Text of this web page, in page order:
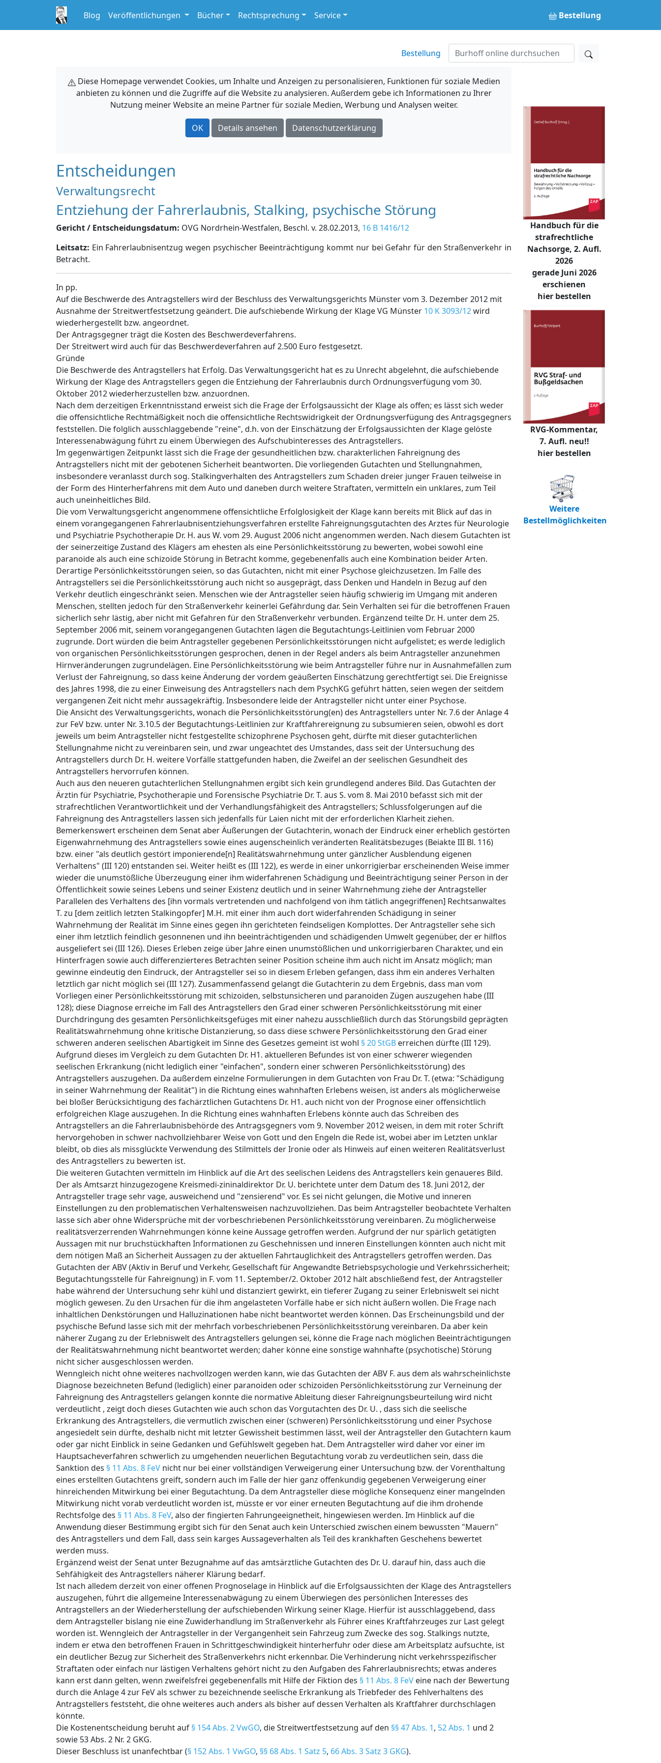
Blog Veröffentlichungen Bücher Rechtsprechung Service Bestellung
Bestellung
Diese Homepage verwendet Cookies, um Inhalte und Anzeigen zu personalisieren, Funktionen für soziale Medien
anbieten zu können und die Zugriffe auf die Website zu analysieren. Außerdem gebe ich Informationen zu Ihrer
Nutzung meiner Website an meine Partner für soziale Medien, Werbung und Analysen weiter.
OK Details ansehen Datenschutzerklärung
Entscheidungen
Verwaltungsrecht
Entziehung der Fahrerlaubnis, Stalking, psychische Störung
Gericht / Entscheidungsdatum: OVG Nordrhein-Westfalen, Beschl. v. 28.02.2013, 16 B 1416/12
Leitsatz: Ein Fahrerlaubnisentzug wegen psychischer Beeinträchtigung kommt nur bei Gefahr für den Straßenverkehr in
Betracht.
In pp.
Auf die Beschwerde des Antragstellers wird der Beschluss des Verwaltungsgerichts Münster vom 3. Dezember 2012 mit
Ausnahme der Streitwertfestsetzung geändert. Die aufschiebende Wirkung der Klage VG Münster 10 K 3093/12wird
wiederhergestellt bzw. angeordnet.
Der Antragsgegner trägt die Kosten des Beschwerdeverfahrens.
Der Streitwert wird auch für das Beschwerdeverfahren auf 2.500 Euro festgesetzt.
Gründe
Die Beschwerde des Antragstellers hat Erfolg. Das Verwaltungsgericht hat es zu Unrecht abgelehnt, die aufschiebende
Wirkung der Klage des Antragstellers gegen die Entziehung der Fahrerlaubnis durch Ordnungsverfügung vom 30.
Oktober 2012 wiederherzustellen bzw. anzuordnen.
Nach dem derzeitigen Erkenntnisstand erweist sich die Frage der Erfolgsaussicht der Klage als offen; es lässt sich weder
die offensichtliche Rechtmäßigkeit noch die offensichtliche Rechtswidrigkeit der Ordnungsverfügung des Antragsgegners
feststellen. Die folglich ausschlaggebende "reine", d.h. von der Einschätzung der Erfolgsaussichten der Klage gelöste
Interessenabwägung führt zu einem Überwiegen des Aufschubinteresses des Antragstellers.
Im gegenwärtigen Zeitpunkt lässt sich die Frage der gesundheitlichen bzw. charakterlichen Fahreignung des
Antragstellers nicht mit der gebotenen Sicherheit beantworten. Die vorliegenden Gutachten und Stellungnahmen,
insbesondere veranlasst durch sog. Stalkingverhalten des Antragstellers zum Schaden dreier junger Frauen teilweise in
der Form des Hinterherfahrens mit dem Auto und daneben durch weitere Straftaten, vermitteln ein unklares, zum Teil
auch uneinheitliches Bild.
Die vom Verwaltungsgericht angenommene offensichtliche Erfolglosigkeit der Klage kann bereits mit Blick auf das in
einem vorangegangenen Fahrerlaubnisentziehungsverfahren erstellte Fahreignungsgutachten des Arztes für Neurologie
und Psychiatrie Psychotherapie Dr. H. aus W. vom 29. August 2006 nicht angenommen werden. Nach diesem Gutachten ist
der seinerzeitige Zustand des Klägers am ehesten als eine Persönlichkeitsstörung zu bewerten, wobei sowohl eine
paranoide als auch eine schizoide Störung in Betracht komme, gegebenenfalls auch eine Kombination beider Arten.
Derartige Persönlichkeitsstörungen seien, so das Gutachten, nicht mit einer Psychose gleichzusetzen. Im Falle des
Antragstellers sei die Persönlichkeitsstörung auch nicht so ausgeprägt, dass Denken und Handeln in Bezug auf den
Verkehr deutlich eingeschränkt seien. Menschen wie der Antragsteller seien häufig schwierig im Umgang mit anderen
Menschen, stellten jedoch für den Straßenverkehr keinerlei Gefährdung dar. Sein Verhalten sei für die betroffenen Frauen
sicherlich sehr lästig, aber nicht mit Gefahren für den Straßenverkehr verbunden. Ergänzend teilte Dr. H. unter dem 25.
September 2006 mit, seinem vorangegangenen Gutachten lägen die Begutachtungs-Leitlinien vom Februar 2000
zugrunde. Dort würden die beim Antragsteller gegebenen Persönlichkeitsstörungen nicht aufgelistet; es werde lediglich
von organischen Persönlichkeitsstörungen gesprochen, denen in der Regel anders als beim Antragsteller anzunehmen
Hirnveränderungen zugrundelägen. Eine Persönlichkeitsstörung wie beim Antragsteller führe nur in Ausnahmefällen zum
Verlust der Fahreignung, so dass keine Änderung der vordem geäußerten Einschätzung gerechtfertigt sei. Die Ereignisse
des Jahres 1998, die zu einer Einweisung des Antragstellers nach dem PsychKG geführt hätten, seien wegen der seitdem
vergangenen Zeit nicht mehr aussagekräftig. Insbesondere leide der Antragsteller nicht unter einer Psychose.
Die Ansicht des Verwaltungsgerichts, wonach die Persönlichkeitsstörung(en) des Antragstellers unter Nr. 7.6 der Anlage 4
zur FeV bzw. unter Nr. 3.10.5 der Begutachtungs-Leitlinien zur Kraftfahrereignung zu subsumieren seien, obwohl es dort
jeweils um beim Antragsteller nicht festgestellte schizophrene Psychosen geht, dürfte mit dieser gutachterlichen
Stellungnahme nicht zu vereinbaren sein, und zwar ungeachtet des Umstandes, dass seit der Untersuchung des
Antragstellers durch Dr. H. weitere Vorfälle stattgefunden haben, die Zweifel an der seelischen Gesundheit des
Antragstellers hervorrufen können.
Auch aus den neueren gutachterlichen Stellungnahmen ergibt sich kein grundlegend anderes Bild. Das Gutachten der
Ärztin für Psychiatrie, Psychotherapie und Forensische Psychiatrie Dr. T. aus S. vom 8. Mai 2010 befasst sich mit der
strafrechtlichen Verantwortlichkeit und der Verhandlungsfähigkeit des Antragstellers; Schlussfolgerungen auf die
Fahreignung des Antragstellers lassen sich jedenfalls für Laien nicht mit der erforderlichen Klarheit ziehen.
Bemerkenswert erscheinen dem Senat aber Äußerungen der Gutachterin, wonach der Eindruck einer erheblich gestörten
Eigenwahrnehmung des Antragstellers sowie eines augenscheinlich veränderten Realitätsbezuges (Beiakte III Bl. 116)
bzw. einer "als deutlich gestört imponierende[n] Realitätswahrnehmung unter gänzlicher Ausblendung eigenen
Verhaltens" (III 120) entstanden sei. Weiter heißt es (III 122), es werde in einer unkorrigierbar erscheinenden Weise immer
wieder die unumstößliche Überzeugung einer ihm widerfahrenen Schädigung und Beeinträchtigung seiner Person in der
Öffentlichkeit sowie seines Lebens und seiner Existenz deutlich und in seiner Wahrnehmung ziehe der Antragsteller
Parallelen des Verhaltens des [ihn vormals vertretenden und nachfolgend von ihm tätlich angegriffenen] Rechtsanwaltes
T. zu [dem zeitlich letzten Stalkingopfer] M.H. mit einer ihm auch dort widerfahrenden Schädigung in seiner
Wahrnehmung der Realität im Sinne eines gegen ihn gerichteten feindseligen Komplottes. Der Antragsteller sehe sich
einer ihm letztlich feindlich gesonnenen und ihn beeinträchtigenden und schädigenden Umwelt gegenüber, der er hilflos
ausgeliefert sei (III 126). Dieses Erleben zeige über Jahre einen unumstößlichen und unkorrigierbaren Charakter, und ein
Hinterfragen sowie auch differenzierteres Betrachten seiner Position scheine ihm auch nicht im Ansatz möglich; man
gewinne eindeutig den Eindruck, der Antragsteller sei so in diesem Erleben gefangen, dass ihm ein anderes Verhalten
letztlich gar nicht möglich sei (III 127). Zusammenfassend gelangt die Gutachterin zu dem Ergebnis, dass man vom
Vorliegen einer Persönlichkeitsstörung mit schizoiden, selbstunsicheren und paranoiden Zügen auszugehen habe (III
128); diese Diagnose erreiche im Fall des Antragstellers den Grad einer schweren Persönlichkeitsstörung mit einer
Durchdringung des gesamten Persönlichkeitsgefüges mit einer nahezu ausschließlich durch das Störungsbild geprägten
Realitätswahrnehmung ohne kritische Distanzierung, so dass diese schwere Persönlichkeitsstörung den Grad einer
schweren anderen seelischen Abartigkeit im Sinne des Gesetzes gemeint ist wohl § 20 StGB erreichen dürfte (III 129).
Aufgrund dieses im Vergleich zu dem Gutachten Dr. H1. aktuelleren Befundes ist von einer schwerer wiegenden
seelischen Erkrankung (nicht lediglich einer "einfachen", sondern einer schweren Persönlichkeitsstörung) des
Antragstellers auszugehen. Da außerdem einzelne Formulierungen in dem Gutachten von Frau Dr. T. (etwa: "Schädigung
in seiner Wahrnehmung der Realität") in die Richtung eines wahnhaften Erlebens weisen, ist anders als möglicherweise
bei bloßer Berücksichtigung des fachärztlichen Gutachtens Dr. H1. auch nicht von der Prognose einer offensichtlich
erfolgreichen Klage auszugehen. In die Richtung eines wahnhaften Erlebens könnte auch das Schreiben des
Antragstellers an die Fahrerlaubnisbehörde des Antragsgegners vom 9. November 2012 weisen, in dem mit roter Schrift
hervorgehoben in schwer nachvollziehbarer Weise von Gott und den Engeln die Rede ist, wobei aber im Letzten unklar
bleibt, ob dies als missglückte Verwendung des Stilmittels der Ironie oder als Hinweis auf einen weiteren Realitätsverlust
des Antragstellers zu bewerten ist.
Die weiteren Gutachten vermitteln im Hinblick auf die Art des seelischen Leidens des Antragstellers kein genaueres Bild.
Der als Amtsarzt hinzugezogene Kreismedi-zininaldirektor Dr. U. berichtete unter dem Datum des 18. Juni 2012, der
Antragsteller trage sehr vage, ausweichend und "zensierend" vor. Es sei nicht gelungen, die Motive und inneren
Einstellungen zu den problematischen Verhaltensweisen nachzuvollziehen. Das beim Antragsteller beobachtete Verhalten
lasse sich aber ohne Widersprüche mit der vorbeschriebenen Persönlichkeitsstörung vereinbaren. Zu möglicherweise
realitätsverzerrenden Wahrnehmungen könne keine Aussage getroffen werden. Aufgrund der nur spärlich getätigten
Aussagen mit nur bruchstückhaften Informationen zu Geschehnissen und inneren Einstellungen könnten auch nicht mit
dem nötigen Maß an Sicherheit Aussagen zu der aktuellen Fahrtauglichkeit des Antragstellers getroffen werden. Das
Gutachten der ABV (Aktiv in Beruf und Verkehr, Gesellschaft für Angewandte Betriebspsychologie und Verkehrssicherheit;
Begutachtungsstelle für Fahreignung) in F. vom 11. September/2. Oktober 2012 hält abschließend fest, der Antragsteller
habe während der Untersuchung sehr kühl und distanziert gewirkt, ein tieferer Zugang zu seiner Erlebniswelt sei nicht
möglich gewesen. Zu den Ursachen für die ihm angelasteten Vorfälle habe er sich nicht äußern wollen. Die Frage nach
inhaltlichen Denkstörungen und Halluzinationen habe nicht beantwortet werden können. Das Erscheinungsbild und der
psychische Befund lasse sich mit der mehrfach vorbeschriebenen Persönlichkeitsstörung vereinbaren. Da aber kein
näherer Zugang zu der Erlebniswelt des Antragstellers gelungen sei, könne die Frage nach möglichen Beeinträchtigungen
der Realitätswahrnehmung nicht beantwortet werden; daher könne eine sonstige wahnhafte (psychotische) Störung
nicht sicher ausgeschlossen werden.
Wenngleich nicht ohne weiteres nachvollzogen werden kann, wie das Gutachten der ABV F. aus dem als wahrscheinlichste
Diagnose bezeichneten Befund (lediglich) einer paranoiden oder schizoiden Persönlichkeitsstörung zur Verneinung der
Fahreignung des Antragstellers gelangen konnte die normative Ableitung dieser Fahreignungsbeurteilung wird nicht
verdeutlicht , zeigt doch dieses Gutachten wie auch schon das Vorgutachten des Dr. U. , dass sich die seelische
Erkrankung des Antragstellers, die vermutlich zwischen einer (schweren) Persönlichkeitsstörung und einer Psychose
angesiedelt sein dürfte, deshalb nicht mit letzter Gewissheit bestimmen lässt, weil der Antragsteller den Gutachtern kaum
oder gar nicht Einblick in seine Gedanken und Gefühlswelt gegeben hat. Dem Antragsteller wird daher vor einer im
Hauptsacheverfahren schwerlich zu umgehenden neuerlichen Begutachtung vorab zu verdeutlichen sein, dass die
Sanktion des § 11 Abs. 8 FeV nicht nur bei einer vollständigen Verweigerung einer Untersuchung bzw. der Vorenthaltung
eines erstellten Gutachtens greift, sondern auch im Falle der hier ganz offenkundig gegebenen Verweigerung einer
hinreichenden Mitwirkung bei einer Begutachtung. Da dem Antragsteller diese mögliche Konsequenz einer mangelnden
Mitwirkung nicht vorab verdeutlicht worden ist, müsste er vor einer erneuten Begutachtung auf die ihm drohende
Rechtsfolge des § 11 Abs. 8 FeV, also der fingierten Fahrungeeignetheit, hingewiesen werden. Im Hinblick auf die
Anwendung dieser Bestimmung ergibt sich für den Senat auch kein Unterschied zwischen einem bewussten "Mauern"
des Antragstellers und dem Fall, dass sein karges Aussageverhalten als Teil des krankhaften Geschehens bewertet
werden muss.
Ergänzend weist der Senat unter Bezugnahme auf das amtsärztliche Gutachten des Dr. U. darauf hin, dass auch die
Sehfähigkeit des Antragstellers näherer Klärung bedarf.
Ist nach alledem derzeit von einer offenen Prognoselage in Hinblick auf die Erfolgsaussichten der Klage des Antragstellers
auszugehen, führt die allgemeine Interessenabwägung zu einem Überwiegen des persönlichen Interesses des
Antragstellers an der Wiederherstellung der aufschiebenden Wirkung seiner Klage. Hierfür ist ausschlaggebend, dass
dem Antragsteller bislang nie eine Zuwiderhandlung im Straßenverkehr als Führer eines Kraftfahrzeuges zur Last gelegt
worden ist. Wenngleich der Antragsteller in der Vergangenheit sein Fahrzeug zum Zwecke des sog. Stalkings nutzte,
indem er etwa den betroffenen Frauen in Schrittgeschwindigkeit hinterherfuhr oder diese am Arbeitsplatz aufsuchte, ist
ein deutlicher Bezug zur Sicherheit des Straßenverkehrs nicht erkennbar. Die Verhinderung nicht verkehrsspezifischer
Straftaten oder einfach nur lästigen Verhaltens gehört nicht zu den Aufgaben des Fahrerlaubnisrechts; etwas anderes
kann erst dann gelten, wenn zweifelsfrei gegebenenfalls mit Hilfe der Fiktion des § 11 Abs. 8 FeV eine nach der Bewertung
durch die Anlage 4 zur FeV als schwer zu bezeichnende seelische Erkrankung als Triebfeder des Fehlverhaltens des
Antragstellers feststeht, die ohne weiteres auch anders als bisher auf dessen Verhalten als Kraftfahrer durchschlagen
könnte.
Die Kostenentscheidung beruht auf § 154 Abs. 2 VwGO, die Streitwertfestsetzung auf den §§ 47 Abs. 1, 52 Abs. 1 und 2
sowie 53 Abs. 2 Nr. 2 GKG.
Dieser Beschluss ist unanfechtbar (§ 152 Abs. 1 VwGO, §§ 68 Abs. 1 Satz 5, 66 Abs. 3 Satz 3 GKG).
Handbuch für die
strafrechtliche
Nachsorge, 2. Aufl.
2026
gerade Juni 2026
erschienen
hier bestellen
RVG-Kommentar,
7. Aufl. neu!!
hier bestellen
Weitere
Bestellmöglichkeiten